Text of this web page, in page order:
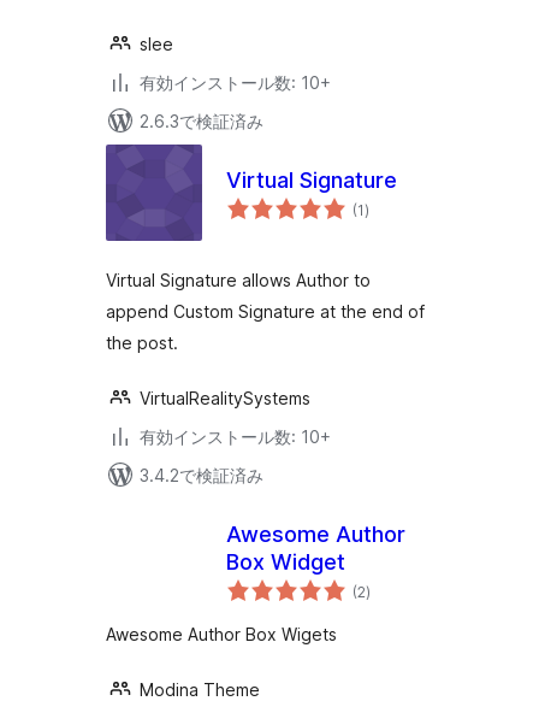
slee
有効インストール数: 10+
2.6.3で検証済み
Virtual Signature
(1個
の)
Virtual Signature allows Author to
append Custom Signature at the end of
the post.
VirtualRealitySystems
有効インストール数: 10+
3.4.2で検証済み
Awesome Author
Box Widget
(2個
の)
Awesome Author Box Wigets
Modina Theme